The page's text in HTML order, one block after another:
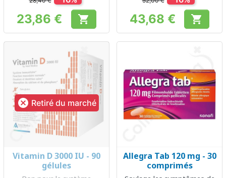
Prix
23,86 €  Prix
43,68 € 
 Retiré du marché
Vitamin D 3000 IU - 90
gélules
Allegra Tab 120 mg - 30
comprimés